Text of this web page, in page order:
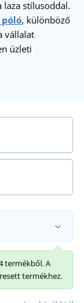
laza stílusoddal.
póló, különböző
vállalat
üzleti
termékből. A
termékhez.